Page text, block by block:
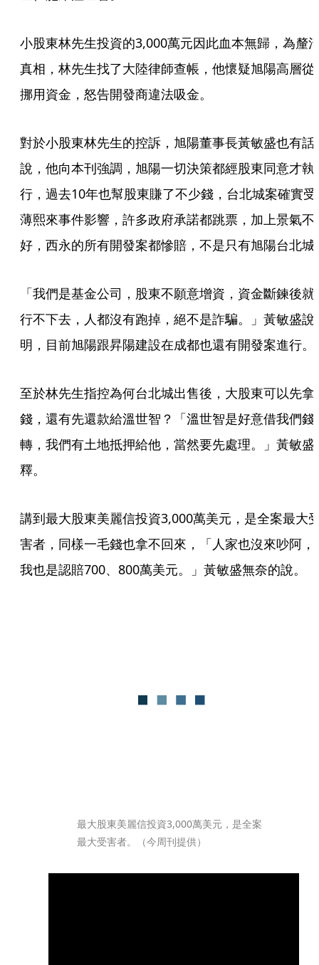
小股東林先生投資的3,000萬元因此血本無歸，為釐
真相，林先生找了大陸律師查帳，他懷疑旭陽高層從
挪用資金，怒告開發商違法吸金。
對於小股東林先生的控訴，旭陽董事長黃敏盛也有話
說，他向本刊強調，旭陽一切決策都經股東同意才執
行，過去10年也幫股東賺了不少錢，台北城案確實受
薄熙來事件影響，許多政府承諾都跳票，加上景氣不
好，西永的所有開發案都慘賠，不是只有旭陽台北城
「我們是基金公司，股東不願意增資，資金斷鍊後就
行不下去，人都沒有跑掉，絕不是詐騙。」黃敏盛說
明，目前旭陽跟昇陽建設在成都也還有開發案進行。
至於林先生指控為何台北城出售後，大股東可以先拿
錢，還有先還款給溫世智？「溫世智是好意借我們錢
轉，我們有土地抵押給他，當然要先處理。」黃敏盛
釋。
講到最大股東美麗信投資3,000萬美元，是全案最大
害者，同樣一毛錢也拿不回來，「人家也沒來吵阿，
我也是認賠700、800萬美元。」黃敏盛無奈的說。
最大股東美麗信投資3,000萬美元，是全案
最大受害者。（今周刊提供）